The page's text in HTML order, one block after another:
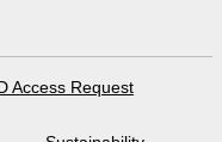
Access Request